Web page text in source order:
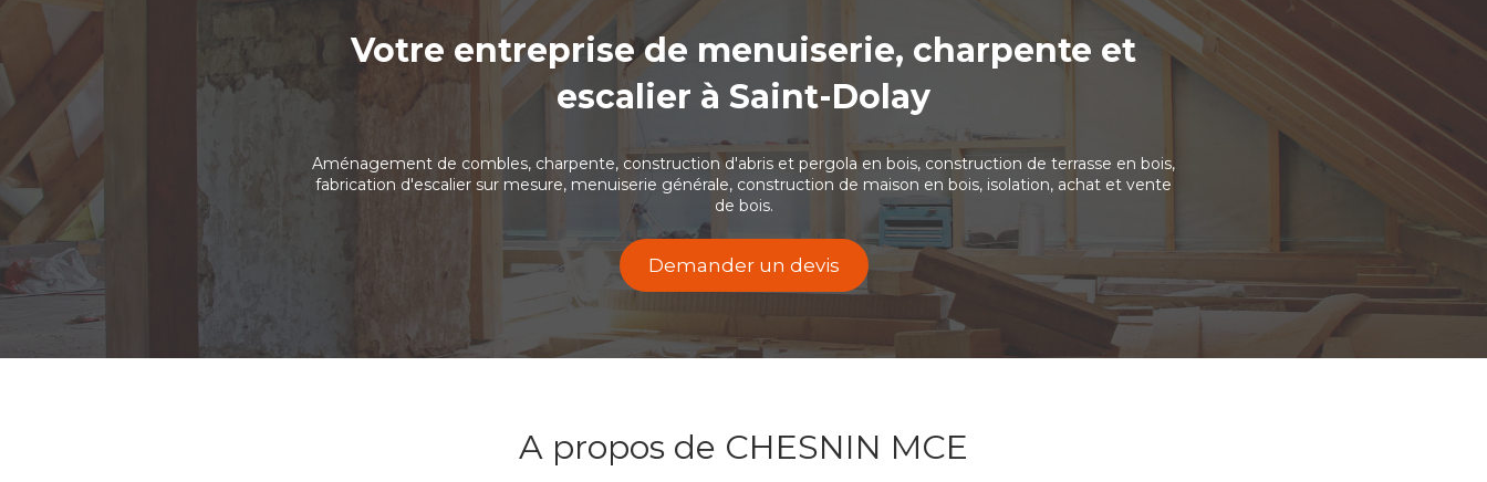
Votre entreprise de menuiserie, charpente et
escalier à Saint-Dolay
Aménagement de combles, charpente, construction d'abris et pergola en bois, construction de terrasse en bois,
fabrication d'escalier sur mesure, menuiserie générale, construction de maison en bois, isolation, achat et vente
de bois.
Demander un devis
A propos de CHESNIN MCE